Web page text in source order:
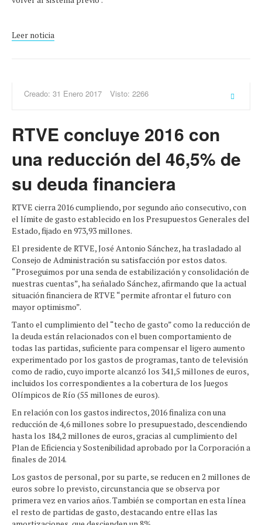
Leer noticia
Creado: 31 Enero 2017 Visto: 2266
RTVE concluye 2016 con
una reducción del 46,5% de
su deuda financiera
RTVE cierra 2016 cumpliendo, por segundo año consecutivo, con
el límite de gasto establecido en los Presupuestos Generales del
Estado, fijado en 973,93 millones.
El presidente de RTVE, José Antonio Sánchez, ha trasladado al
Consejo de Administración su satisfacción por estos datos.
“Proseguimos por una senda de estabilización y consolidación de
nuestras cuentas”, ha señalado Sánchez, afirmando que la actual
situación financiera de RTVE “permite afrontar el futuro con
mayor optimismo”.
Tanto el cumplimiento del “techo de gasto” como la reducción de
la deuda están relacionados con el buen comportamiento de
todas las partidas, suficiente para compensar el ligero aumento
experimentado por los gastos de programas, tanto de televisión
como de radio, cuyo importe alcanzó los 341,5 millones de euros,
incluidos los correspondientes a la cobertura de los Juegos
Olímpicos de Río (55 millones de euros).
En relación con los gastos indirectos, 2016 finaliza con una
reducción de 4,6 millones sobre lo presupuestado, descendiendo
hasta los 184,2 millones de euros, gracias al cumplimiento del
Plan de Eficiencia y Sostenibilidad aprobado por la Corporación a
finales de 2014.
Los gastos de personal, por su parte, se reducen en 2 millones de
euros sobre lo previsto, circunstancia que se observa por
primera vez en varios años. También se comportan en esta línea
el resto de partidas de gasto, destacando entre ellas las